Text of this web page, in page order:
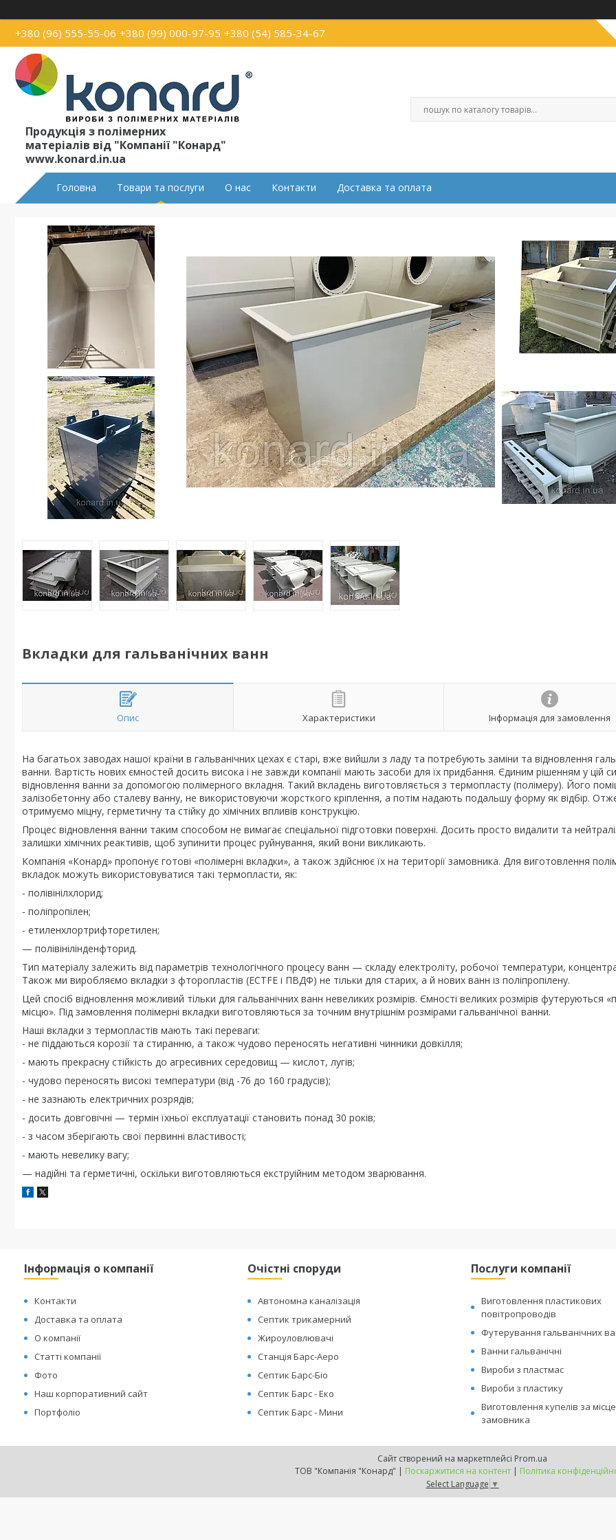
+380 (96) 555-55-06 +380 (99) 000-97-95 +380 (54) 585-34-67
Продукція з полімерних
матеріалів від "Компанії "Конард"
www.konard.in.ua
Головна Товари та послуги О нас Контакти Доставка та оплата
Вкладки для гальванічних ванн
Опис Характеристики Інформація для замовлення
На багатьох заводах нашої країни в гальванічних цехах є старі, вже вийшли з ладу та потребують заміни та відновлення
ванни. Вартість нових ємностей досить висока і не завжди компанії мають засоби для їх придбання. Єдиним рішенням у цій
відновлення ванни за допомогою полімерного вкладня. Такий вкладень виготовляється з термопласту (полімеру). Його
залізобетонну або сталеву ванну, не використовуючи жорсткого кріплення, а потім надають подальшу форму як відбір.
отримуємо міцну, герметичну та стійку до хімічних впливів конструкцію.
Процес відновлення ванни таким способом не вимагає спеціальної підготовки поверхні. Досить просто видалити та
залишки хімічних реактивів, щоб зупинити процес руйнування, який вони викликають.
Компанія «Конард» пропонує готові «полімерні вкладки», а також здійснює їх на території замовника. Для виготовлення
вкладок можуть використовуватися такі термопласти, як:
- полівінілхлорид;
- поліпропілен;
- етиленхлортрифторетилен;
— полівінілінденфторид.
Тип матеріалу залежить від параметрів технологічного процесу ванн — складу електроліту, робочої температури,
Також ми виробляємо вкладки з фторопластів (ECTFE і ПВДФ) не тільки для старих, а й нових ванн із поліпропілену.
Цей спосіб відновлення можливий тільки для гальванічних ванн невеликих розмірів. Ємності великих розмірів футеруються
місцю». Під замовлення полімерні вкладки виготовляються за точним внутрішнім розмірами гальванічної ванни.
Наші вкладки з термопластів мають такі переваги:
- не піддаються корозії та стиранню, а також чудово переносять негативні чинники довкілля;
- мають прекрасну стійкість до агресивних середовищ — кислот, лугів;
- чудово переносять високі температури (від -76 до 160 градусів);
- не зазнають електричних розрядів;
- досить довговічні — термін їхньої експлуатації становить понад 30 років;
- з часом зберігають свої первинні властивості;
- мають невелику вагу;
— надійні та герметичні, оскільки виготовляються екструійним методом зварювання.
Інформація о компанії
Контакти
Доставка та оплата
О компанії
Статті компанії
Фото
Наш корпоративний сайт
Портфоліо
Очістні споруди
Автономна каналізація
Септик трикамерний
Жироуловлювачі
Станція Барс-Аеро
Септик Барс-Біо
Септик Барс - Еко
Септик Барс - Мини
Послуги компанії
Виготовлення пластикових
повітропроводів
Футерування гальванічних
Ванни гальванічні
Вироби з пластмас
Вироби з пластику
Виготовлення купелів за
замовника
Сайт створений на маркетплейсі Prom.ua
ТОВ "Компанія "Конард" | Поскаржитися на контент | Політика
Select Language ▼